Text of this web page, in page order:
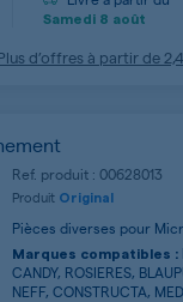
Samedi 8 août
d’offres à partir de
Ref. produit : 00628013
Produit Original
Pièces diverses pour
Marques compatibles :
CANDY, ROSIERES,
NEFF, CONSTRUCTA,